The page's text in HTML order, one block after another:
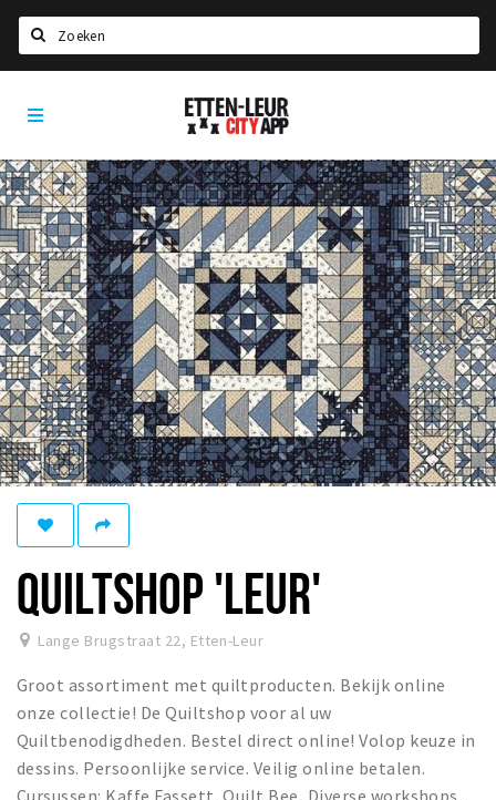
Home
Agenda
Deals
Party pics
Nieuws, interviews & blogs
Eten
Drinken
Slapen
Recreatief
Winkels
Winkelgebieden
Bezienswaardigheden
Musea, theaters & podia
Uitjes & activiteiten
Toeristische routes
Natuurgebieden
Etten-
Leur
App
QUILTSHOP 'LEUR'
Lange Brugstraat 22, Etten-Leur
Groot assortiment met quiltproducten. Bekijk online
onze collectie! De Quiltshop voor al uw
Quiltbenodigdheden. Bestel direct online! Volop keuze in
dessins. Persoonlijke service. Veilig online betalen.